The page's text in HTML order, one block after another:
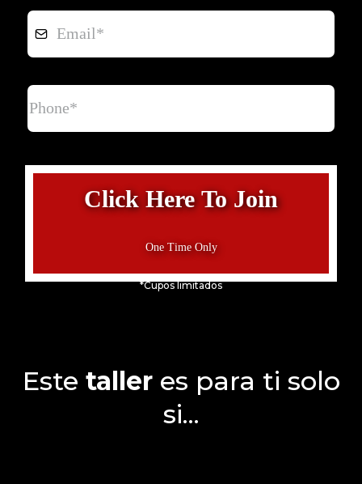
Click Here To Join
*Cupos limitados
Este talleres para ti solo
si...